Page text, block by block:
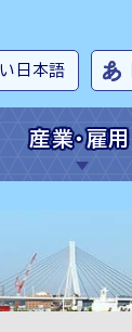
日本語
産業・雇用